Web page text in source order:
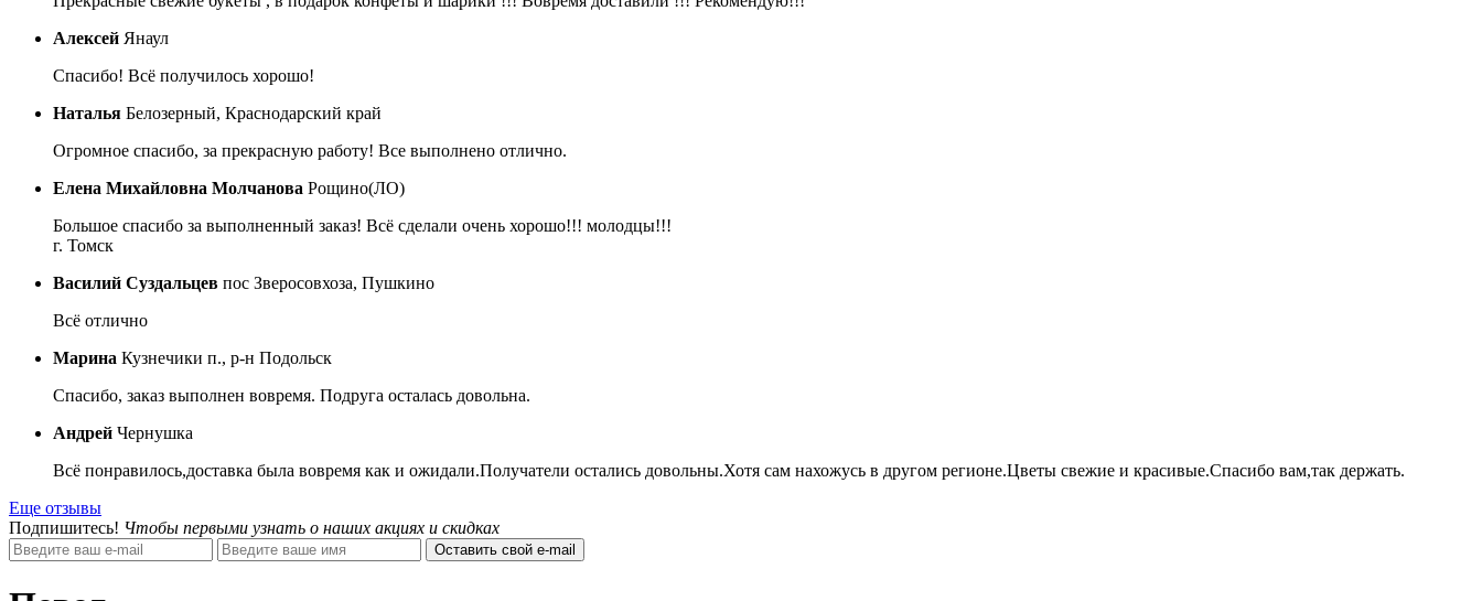
Алексей Янаул
Спасибо! Всё получилось хорошо!
Наталья Белозерный, Краснодарский край
Огромное спасибо, за прекрасную работу! Все выполнено отлично.
Елена Михайловна Молчанова Рощино(ЛО)
Большое спасибо за выполненный заказ! Всё сделали очень хорошо!!! молодцы!!!
г. Томск
Василий Суздальцев пос Зверосовхоза, Пушкино
Всё отлично
Марина Кузнечики п., р-н Подольск
Спасибо, заказ выполнен вовремя. Подруга осталась довольна.
Андрей Чернушка
Всё понравилось,доставка была вовремя как и ожидали.Получатели остались довольны.Хотя сам нахожусь в другом регионе.Цветы свежие и красивые.Спасибо вам,так держать.
Еще отзывы
Подпишитесь! Чтобы первыми узнать о наших акциях и скидках
Оставить свой e-mail